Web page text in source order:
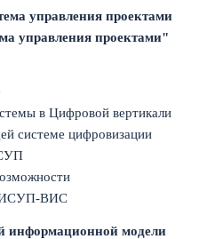
управления проектами
управления проектами"
в Цифровой вертикали
системе цифровизации
ИСУП-ВИС
информационной модели